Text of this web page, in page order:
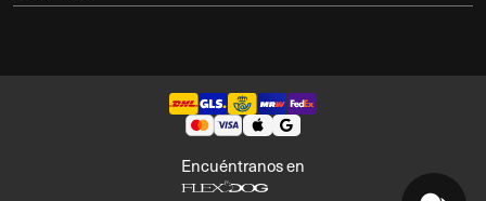
Encuéntranos en